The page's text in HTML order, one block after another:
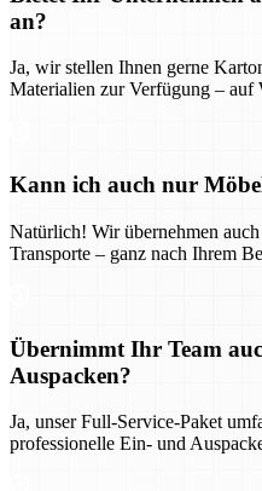
an?
Ja, wir stellen Ihnen gerne
Materialien zur Verfügung – auf
Kann ich auch nur
Natürlich! Wir übernehmen
Transporte – ganz nach Ihrem
Übernimmt Ihr Team
Auspacken?
Ja, unser Full-Service-Paket
professionelle Ein- und